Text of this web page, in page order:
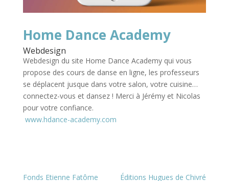
Home Dance Academy
Webdesign
Webdesign du site Home Dance Academy qui vous
propose des cours de danse en ligne, les professeurs
se déplacent jusque dans votre salon, votre cuisine…
connectez-vous et dansez ! Merci à Jérémy et Nicolas
pour votre confiance.
www.hdance-academy.com
Fonds Etienne Fatôme Éditions Hugues de Chivré